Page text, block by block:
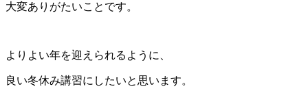
大変ありがたいことです。
よりよい年を迎えられるように、
良い冬休み講習にしたいと思います。